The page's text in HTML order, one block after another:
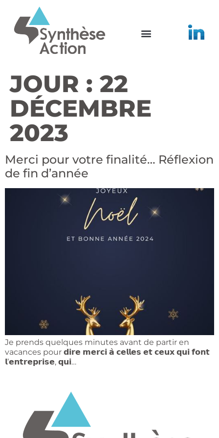
JOUR : 22
DÉCEMBRE
2023
Merci pour votre finalité… Réflexion
de fin d’année
Je prends quelques minutes avant de partir en
vacances pour 𝗱𝗶𝗿𝗲 𝗺𝗲𝗿𝗰𝗶 𝗮̀ 𝗰𝗲𝗹𝗹𝗲𝘀 𝗲𝘁 𝗰𝗲𝘂𝘅 𝗾𝘂𝗶 𝗳𝗼𝗻𝘁
𝗹’𝗲𝗻𝘁𝗿𝗲𝗽𝗿𝗶𝘀𝗲, 𝗾𝘂𝗶…